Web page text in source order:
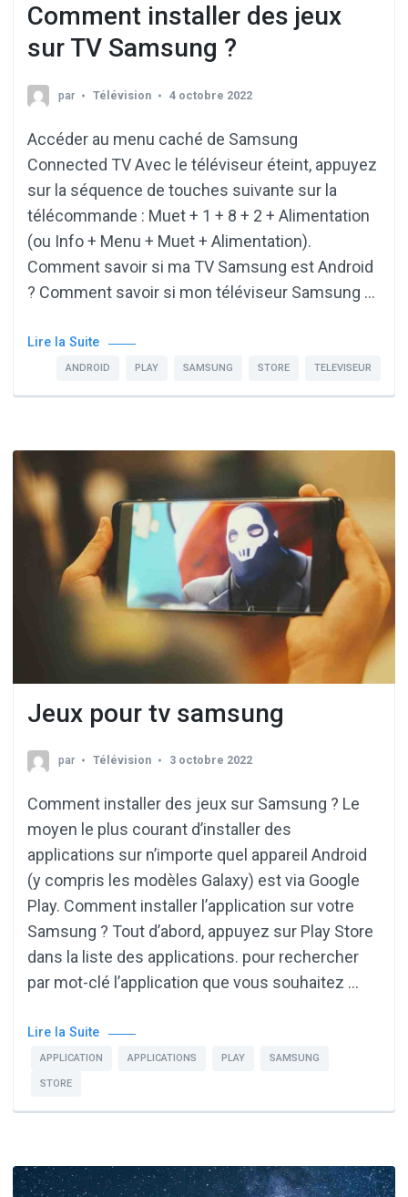
Comment installer des jeux
sur TV Samsung ?
par Télévision 4 octobre 2022
Accéder au menu caché de Samsung
Connected TV Avec le téléviseur éteint, appuyez
sur la séquence de touches suivante sur la
télécommande : Muet + 1 + 8 + 2 + Alimentation
(ou Info + Menu + Muet + Alimentation).
Comment savoir si ma TV Samsung est Android
? Comment savoir si mon téléviseur Samsung …
Lire la Suite
ANDROID PLAY SAMSUNG STORE TELEVISEUR
Jeux pour tv samsung
par Télévision 3 octobre 2022
Comment installer des jeux sur Samsung ? Le
moyen le plus courant d’installer des
applications sur n’importe quel appareil Android
(y compris les modèles Galaxy) est via Google
Play. Comment installer l’application sur votre
Samsung ? Tout d’abord, appuyez sur Play Store
dans la liste des applications. pour rechercher
par mot-clé l’application que vous souhaitez …
Lire la Suite
APPLICATION APPLICATIONS PLAY SAMSUNG
STORE